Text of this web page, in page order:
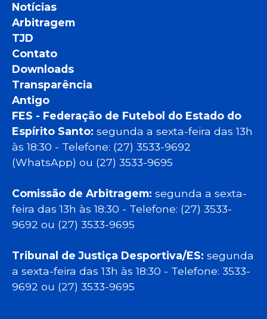
Notícias
Arbitragem
TJD
Contato
Downloads
Transparência
Antigo
FES - Federação de Futebol do Estado do
Espírito Santo: segunda a sexta-feira das 13h
às 18:30 - Telefone: (27) 3533-9692
(WhatsApp) ou (27) 3533-9695
Comissão de Arbitragem: segunda a sexta-
feira das 13h às 18:30 - Telefone: (27) 3533-
9692 ou (27) 3533-9695
Tribunal de Justiça Desportiva/ES: segunda
a sexta-feira das 13h às 18:30 - Telefone: 3533-
9692 ou (27) 3533-9695